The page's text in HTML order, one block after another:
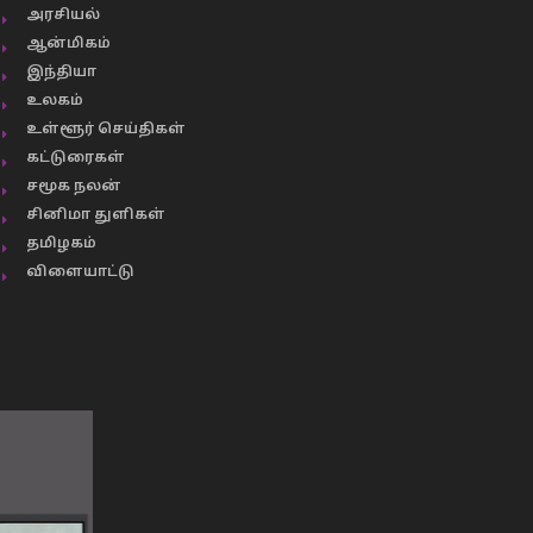
அரசியல்
ஆன்மிகம்
இந்தியா
உலகம்
உள்ளூர் செய்திகள்
கட்டுரைகள்
சமூக நலன்
சினிமா துளிகள்
தமிழகம்
விளையாட்டு